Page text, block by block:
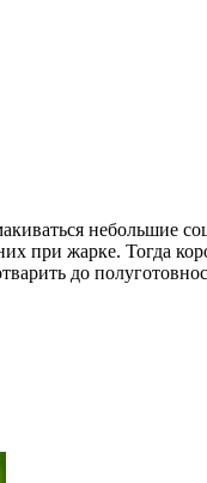
небольшие
при жарке. Тогда
до